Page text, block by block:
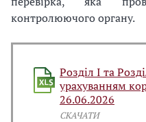
контролюючого органу.
Розділ І та
урахуванням
26.06.2026
СКАЧАТИ